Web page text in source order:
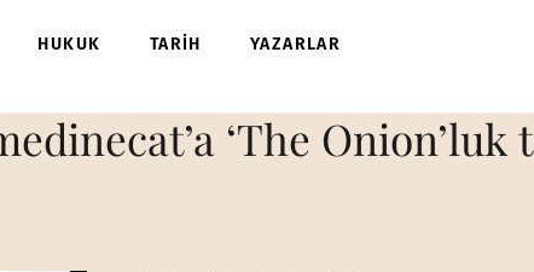
HUKUK TARİH YAZARLAR
‘The